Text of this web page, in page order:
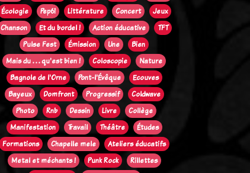
Écologie
Pep61 Littérature Concert
Jeux
Chanson
Et du bordel ! Action éducative
TFT
Pulse Fest
Émission Une
Bien
Mais du . . . qu'est bien !
Coloscopie
Nature
Bagnole de l'Orne
Pont-l'Évêque
Ecouves
Bayeux
Domfront Progressif
Coldwave
Photo
Rnb Dessin Livre
Collège
Manifestation
Travail Théâtre
Études
Formations
Chapelle mele
Ateliers éducatifs
Metal et méchants !
Punk Rock
Rillettes